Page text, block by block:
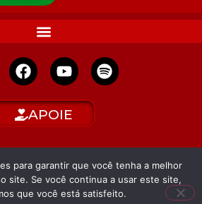
APOIE
para garantir que você tenha a melhor
site. Se você continua a usar este site,
que você está satisfeito.